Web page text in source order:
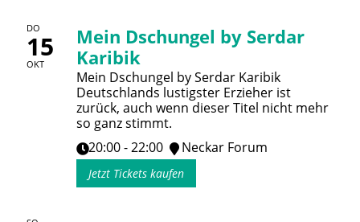
DO
15
OKT
Mein Dschungel by Serdar
Karibik
Mein Dschungel by Serdar Karibik
Deutschlands lustigster Erzieher ist
zurück, auch wenn dieser Titel nicht mehr
so ganz stimmt.
20:00 - 22:00
Neckar Forum
Jetzt Tickets kaufen